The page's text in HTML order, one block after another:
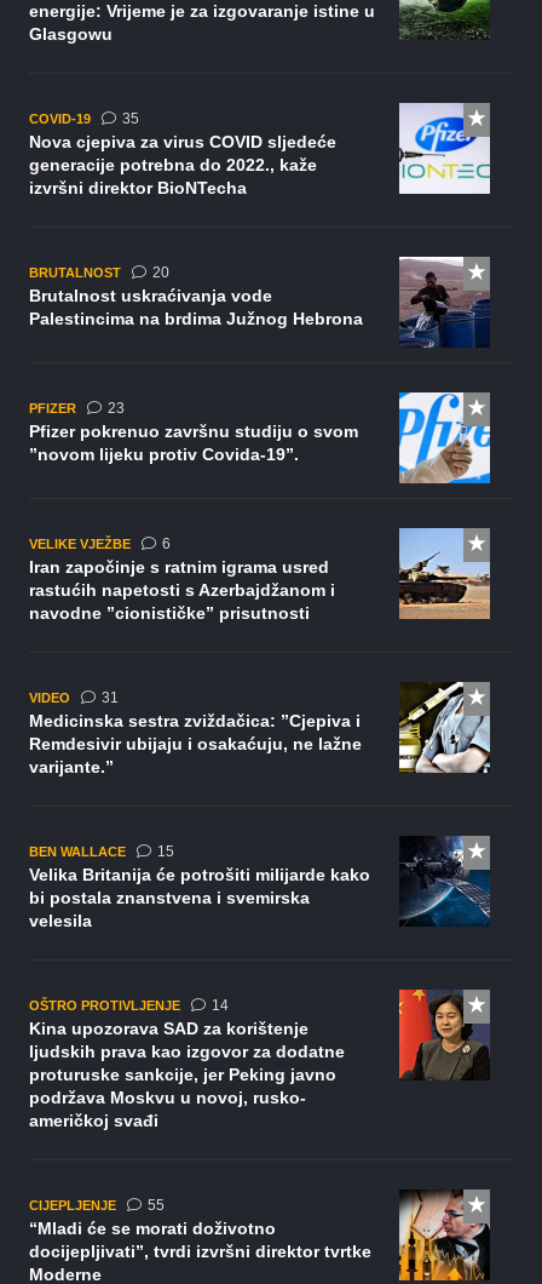
energije: Vrijeme je za izgovaranje istine u
Glasgowu
COVID-19 35komentara
Nova cjepiva za virus COVID sljedeće
generacije potrebna do 2022., kaže
izvršni direktor BioNTecha
BRUTALNOST 20komentara
Brutalnost uskraćivanja vode
Palestincima na brdima Južnog Hebrona
PFIZER 23komentara
Pfizer pokrenuo završnu studiju o svom
”novom lijeku protiv Covida-19”.
VELIKE VJEŽBE 6komentara
Iran započinje s ratnim igrama usred
rastućih napetosti s Azerbajdžanom i
navodne ”cionističke” prisutnosti
VIDEO 31
Medicinska sestra zviždačica: ”Cjepiva i
Remdesivir ubijaju i osakaćuju, ne lažne
varijante.”
BEN WALLACE 15komentara
Velika Britanija će potrošiti milijarde kako
bi postala znanstvena i svemirska
velesila
OŠTRO PROTIVLJENJE 14komentara
Kina upozorava SAD za korištenje
ljudskih prava kao izgovor za dodatne
proturuske sankcije, jer Peking javno
podržava Moskvu u novoj, rusko-
američkoj svađi
CIJEPLJENJE 55komentara
“Mladi će se morati doživotno
docijepljivati”, tvrdi izvršni direktor tvrtke
Moderne